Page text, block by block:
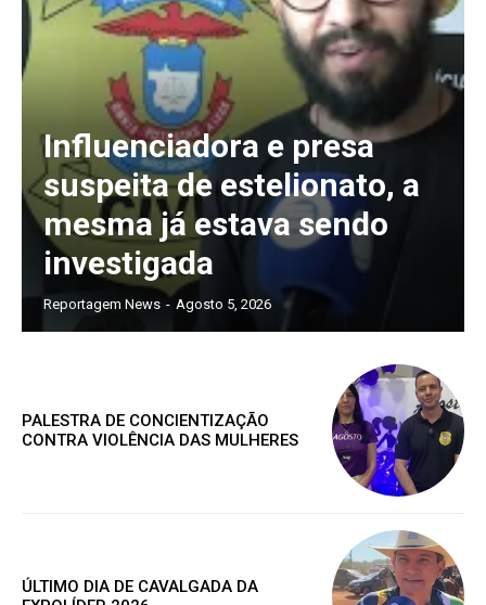
Assine nosso site e tenha acessos
exclusivo
Grátis
Gratuitamente
Acesso a comentários
Nóticias exclusivas
Influenciadora e presa
suspeita de estelionato, a
mesma já estava sendo
investigada
Reportagem News - Agosto 5, 2026
PALESTRA DE CONCIENTIZAÇÃO
CONTRA VIOLÊNCIA DAS MULHERES
ÚLTIMO DIA DE CAVALGADA DA